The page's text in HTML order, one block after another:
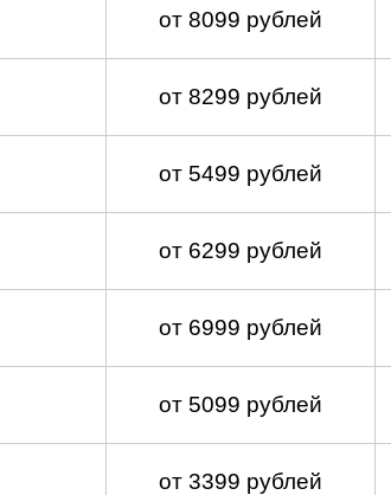
от 8099 рублей
от 8299 рублей
от 5499 рублей
от 6299 рублей
от 6999 рублей
от 5099 рублей
от 3399 рублей